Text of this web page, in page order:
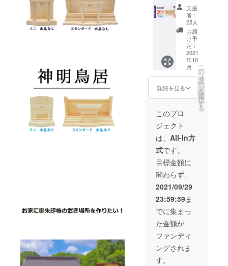
１社 ■
特典：
特製オ
リジナ
ル「黄
金の開
運根
付」 ×
１点 ※
製造状
況によ
遅れる
早急に
ご連絡
致しま
す。
送料
込）の
【20％
OFF】
⇒6,800
（税・
送料
込） ■
明神鳥
居付き
りスタ
ンド
（スタ
ンダー
ド・水
晶な
し） ×
１社 ■
特典：
特製オ
リジナ
ル「黄
金の開
運根
付」 ×
１点 ※
製造状
況によ
明神鳥
居・御
朱印帳
お祀り
スタン
ド（ス
タン
ダー
ド・水
晶あ
り） ★
特典付
き★
【100名
限定】
■一般販
売価
格：
8,800円
（税・
送料
込）の
【20％
OFF】
⇒7,040
円
（税・
送料
込） ■
明神鳥
居付き
支援
者：
25人
お届
け予
定：
2021
年10
月
詳細を見る
こ
の
リ
タ
ー
ン
を
選
択
す
る
このプロ
ジェクト
は、 All-In方
式です。
目標金額に
関わらず、
2021/09/29
23:59:59ま
でに集まっ
た金額が
ファンディ
ングされま
す。